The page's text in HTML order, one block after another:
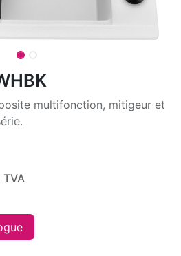
multifonction, mitigeur et
TVA